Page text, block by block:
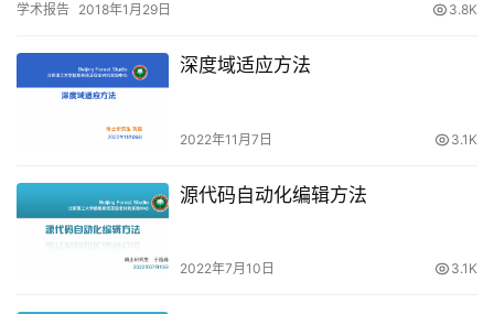
学术报告 2018年1月29日 3.8K
深度域适应方法
2022年11月7日 3.1K
源代码自动化编辑方法
2022年7月10日 3.1K